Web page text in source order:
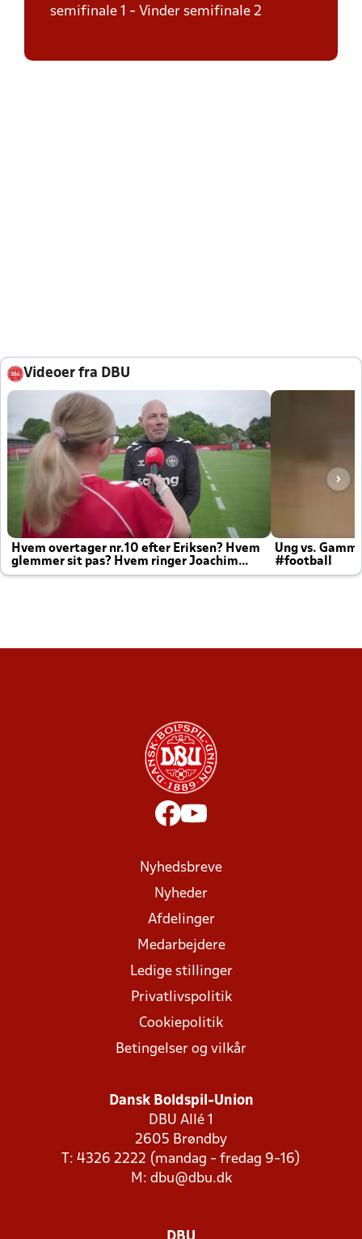
semifinale 1 - Vinder semifinale 2
Videoer fra DBU
Hvem overtager nr.10 efter Eriksen? Hvem
glemmer sit pas? Hvem ringer Joachim
altid til efter kampe?
Ung vs.
#football
Nyhedsbreve
Nyheder
Afdelinger
Medarbejdere
Ledige stillinger
Privatlivspolitik
Cookiepolitik
Betingelser og vilkår
Dansk Boldspil-Union
DBU Allé 1
2605 Brøndby
T: 4326 2222 (mandag - fredag 9-16)
M: dbu@dbu.dk